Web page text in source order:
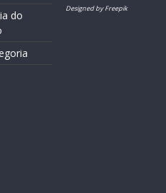
do
Designed by Freepik